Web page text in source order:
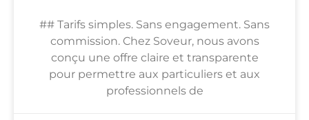
## Tarifs simples. Sans engagement. Sans
commission. Chez Soveur, nous avons
conçu une offre claire et transparente
pour permettre aux particuliers et aux
professionnels de